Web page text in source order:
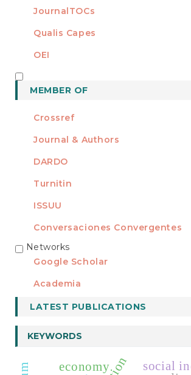
JournalTOCs
Qualis Capes
OEI
MEMBER OF
Crossref
Journal & Authors
DARDO
Turnitin
ISSUU
Conversaciones Convergentes
REDES
Networks
Google Scholar
Academia
LATEST PUBLICATIONS
KEYWORDS
economy social